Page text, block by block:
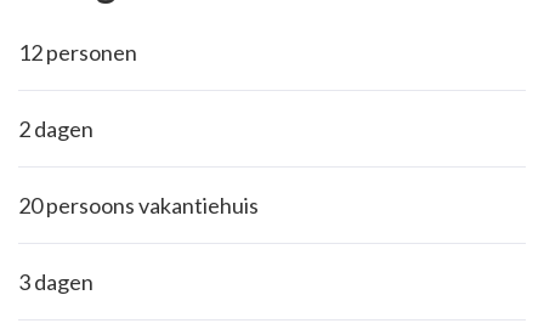
12 personen
2 dagen
20 persoons vakantiehuis
3 dagen